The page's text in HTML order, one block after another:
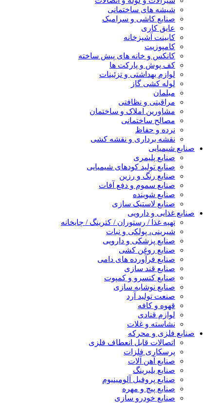
شیشه های ساختمانی
صنایع کاشی و سرامیک
عایق کاری
کابینت آشپزخانه
کامپوزیت
کانکس و خانه های پیش ساخته
کف پوش و پارکت ها
لوازم بهداشتی و تزئینات
لوله کشی گاز
مبلمان
مراقبتی و نظافتی
مشاورین املاک و ساختمان
مصالح ساختمانی
نرده و حفاظ
نقشه برداری و نقشه کشی
صنایع شیمیایی
صنایع پلیمری
صنایع تولید کودهای شیمیایی
صنایع رنگ و رزین
صنایع سموم و دفع آفات
صنایع شوینده
صنایع لاستیک سازی
صنایع غذایی و دارویی
تهیه غذا / رستوران / کترینگ / چایخانه
شیرینی، پولکی و نبات
صنایع پزشکی و دارویی
صنایع روغن کشی
صنایع فرآورده های دامی
صنایع قند سازی
صنایع کنسرو و کمپوت
صنایع نوشابه سازی
صنعت تولید آرد
قهوه و کافه
لوازم قنادی
نشاسته و غلات
صنایع فلزی و محرکه
اتصالات قابل انعطاف فلزی
پرسکاری فلزات
صنایع آهن آلات
صنایع بلبرینگ
صنایع پروفیل آلومینیوم
صنایع پیچ و مهره
صنایع خودرو سازی